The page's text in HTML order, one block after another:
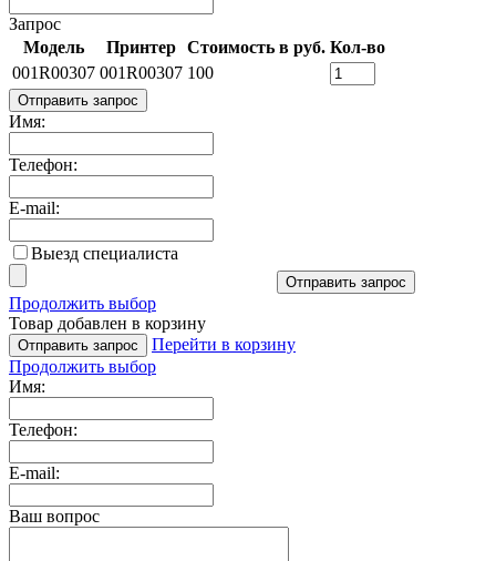
Запрос
Модель
Принтер Стоимость в руб. Кол-во
001R00307 001R00307 100
Отправить запрос
Имя:
Телефон:
E-mail:
Выезд специалиста
Отправить запрос
Продолжить выбор
Товар добавлен в корзину
Отправить запрос
Перейти в корзину
Продолжить выбор
Имя:
Телефон:
E-mail:
Ваш вопрос